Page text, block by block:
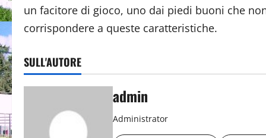
un facitore di gioco, uno dai piedi buoni che
corrispondere a queste caratteristiche.
SULL'AUTORE
admin
Administrator